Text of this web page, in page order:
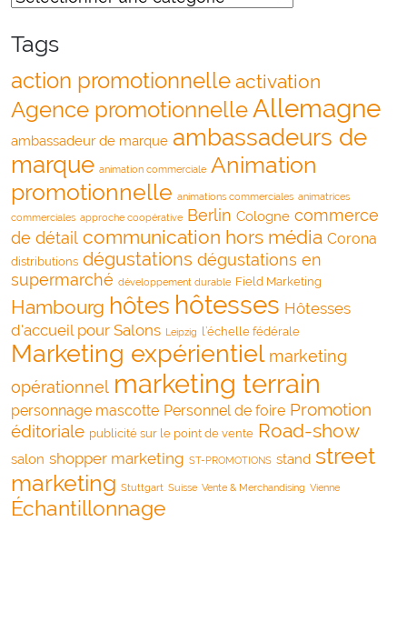
Tags
action promotionnelle activation
Agence promotionnelleAllemagne
ambassadeur de marque ambassadeurs de
marque animation commerciale Animation
promotionnelle animations commerciales animatrices
commerciales approche coopérative Berlin Cologne commerce
de détail communication hors média Corona
distributions dégustations dégustations en
supermarché développement durable Field Marketing
Hambourg hôtes hôtesses Hôtesses
d'accueil pour Salons Leipzig l’échelle fédérale
Marketing expérientiel marketing
opérationnel marketing terrain
personnage mascotte Personnel de foire Promotion
éditoriale publicité sur le point de vente Road-show
salon shopper marketing ST-PROMOTIONS stand street
marketing Stuttgart Suisse Vente & Merchandising Vienne
Échantillonnage